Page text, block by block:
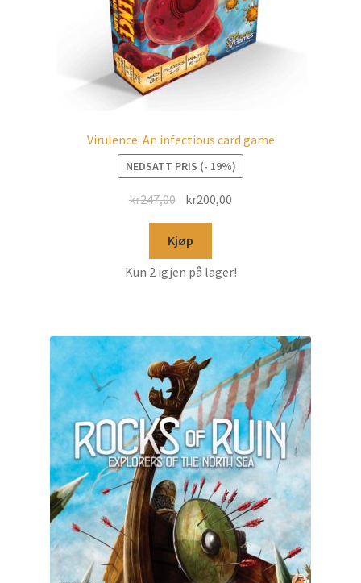
Virulence: An infectious card game
NEDSATT PRIS (- 19%)
kr247,00 kr200,00
Kjøp
Kun 2 igjen på lager!